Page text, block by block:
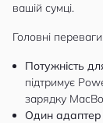
вашій сумці.
Головні
Потужність
підтримує
зарядку
Один адаптер